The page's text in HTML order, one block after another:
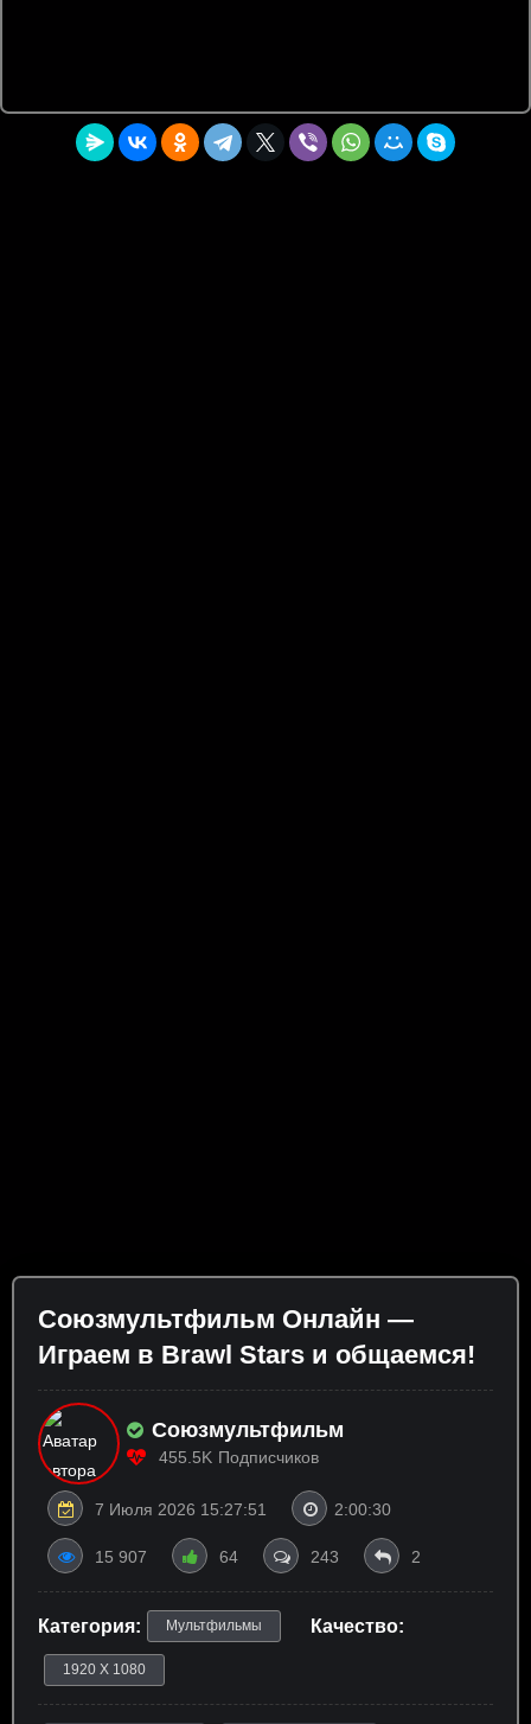
Союзмультфильм Онлайн —
Играем в Brawl Stars и общаемся!
Союзмультфильм
455.5K Подписчиков
7 Июля 2026 15:27:51 2:00:30
15 907 64 243 2
Категория: Мультфильмы Качество:
1920 X 1080